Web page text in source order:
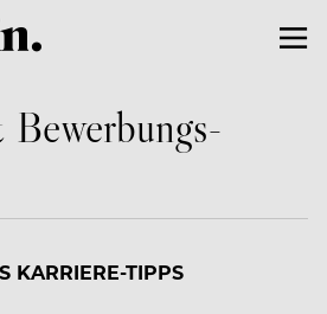
KARRIERE-TIPPS